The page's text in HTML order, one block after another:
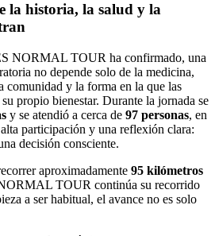
la historia, la salud y la
NORMAL TOUR ha confirmado, una
no depende solo de la medicina,
comunidad y la forma en la que las
propio bienestar. Durante la jornada se
y se atendió a cerca de 97 personas, en
participación y una reflexión clara:
decisión consciente.
aproximadamente 95 kilómetros
TOUR continúa su recorrido
a ser habitual, el avance no es solo